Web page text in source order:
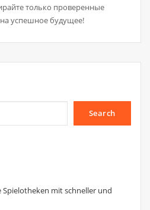
только проверенные
успешное будущее!
Search
Spielotheken mit schneller und